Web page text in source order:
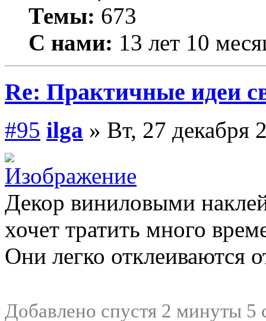
Темы: 673
С нами: 13 лет 10
Re: Практичные идеи
#95 ilga » Вт, 27 декабря
Декор виниловыми
хочет тратить много
Они легко отклеиваются
Добавлено спустя 2 минуты 5